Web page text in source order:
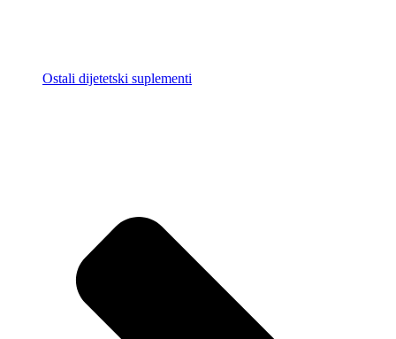
Ostali dijetetski suplementi